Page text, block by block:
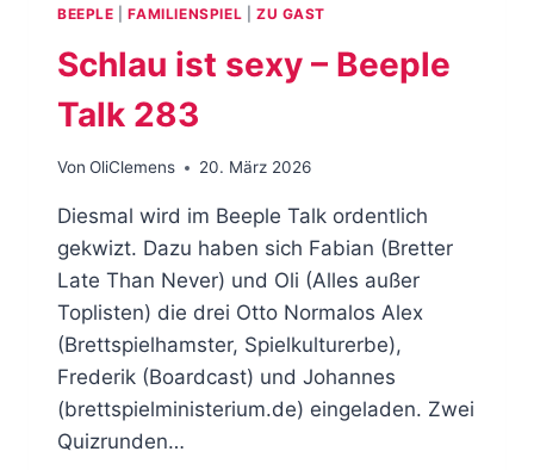
BEEPLE |FAMILIENSPIEL ZU GAST
Schlau ist sexy – Beeple
Talk 283
Von OliClemens 20. März 2026
Diesmal wird im Beeple Talk ordentlich
gekwizt. Dazu haben sich Fabian (Bretter
Late Than Never) und Oli (Alles außer
Toplisten) die drei Otto Normalos Alex
(Brettspielhamster, Spielkulturerbe),
Frederik (Boardcast) und Johannes
(brettspielministerium.de) eingeladen. Zwei
Quizrunden…